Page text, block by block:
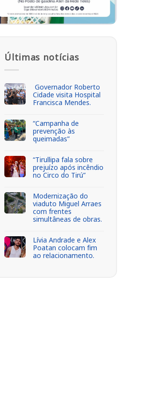
Últimas notícias
Governador Roberto
Cidade visita Hospital
Francisca Mendes.
“Campanha de
prevenção às
queimadas”
“Tirullipa fala sobre
prejuízo após incêndio
no Circo do Tirú”
Modernização do
viaduto Miguel Arraes
com frentes
simultâneas de obras.
Lívia Andrade e Alex
Poatan colocam fim
ao relacionamento.